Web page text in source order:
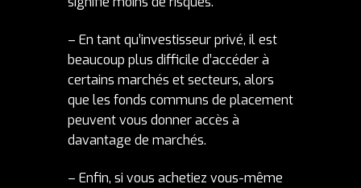
– En tant qu’investisseur privé, il est
beaucoup plus difficile d’accéder à
certains marchés et secteurs, alors
que les fonds communs de placement
peuvent vous donner accès à
davantage de marchés.
– Enfin, si vous achetiez vous-même